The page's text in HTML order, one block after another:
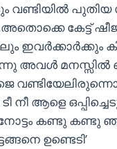
വണ്ടിയില്‍ പുതിയ
കേട്ട്
അവള്‍ മനസ്സില്‍
നീ ആളെ
കണ്ടു കണ്ടു
ഉണ്ടെടി’